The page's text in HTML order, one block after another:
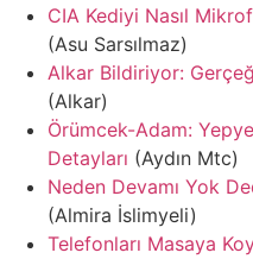
CIA Kediyi Nasıl
(Asu Sarsılmaz)
Alkar Bildiriyor:
(Alkar)
Örümcek-Adam:
Detayları (Aydın Mtc)
Neden Devamı Yok
(Almira İslimyeli)
Telefonları Masaya